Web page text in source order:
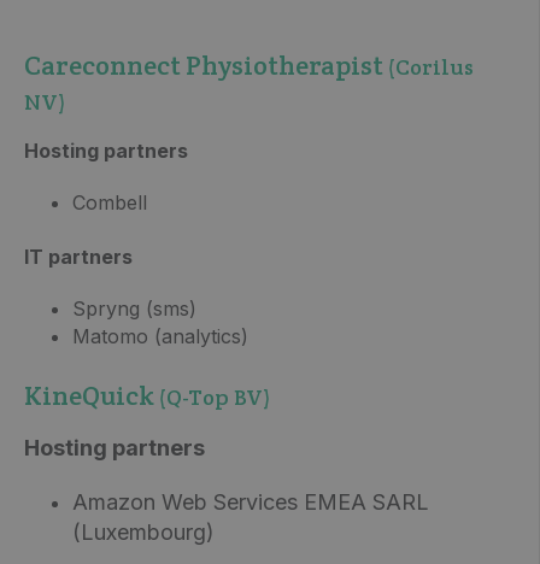
Careconnect Physiotherapist (Corilus
NV)
Hosting partners
Combell
IT partners
Spryng (sms)
Matomo (analytics)
KineQuick (Q-Top BV)
Hosting partners
Amazon Web Services EMEA SARL
(Luxembourg)